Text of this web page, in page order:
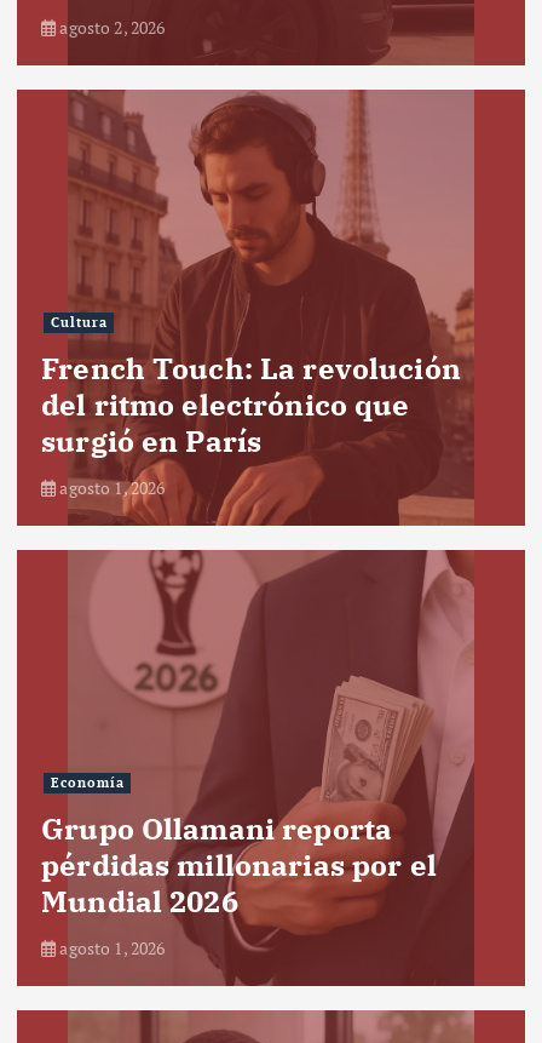
agosto 2, 2026
Cultura
French Touch: La revolución
del ritmo electrónico que
surgió en París
agosto 1, 2026
Economía
Grupo Ollamani reporta
pérdidas millonarias por el
Mundial 2026
agosto 1, 2026